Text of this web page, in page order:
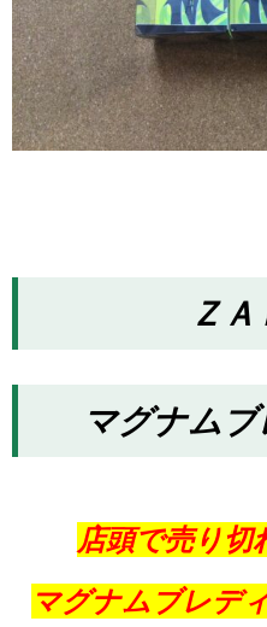
Ｚ
マグナム
店頭で売り切
マグナムブレデ